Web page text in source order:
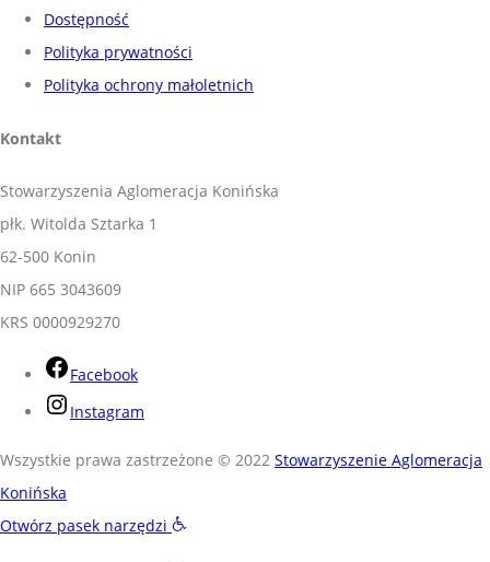
Dostępność
Polityka prywatności
Polityka ochrony małoletnich
Kontakt
Stowarzyszenia Aglomeracja Konińska
płk. Witolda Sztarka 1
62-500 Konin
NIP 665 3043609
KRS 0000929270
Facebook
Instagram
Wszystkie prawa zastrzeżone © 2022 Stowarzyszenie Aglomeracja
Konińska
Otwórz pasek narzędzi